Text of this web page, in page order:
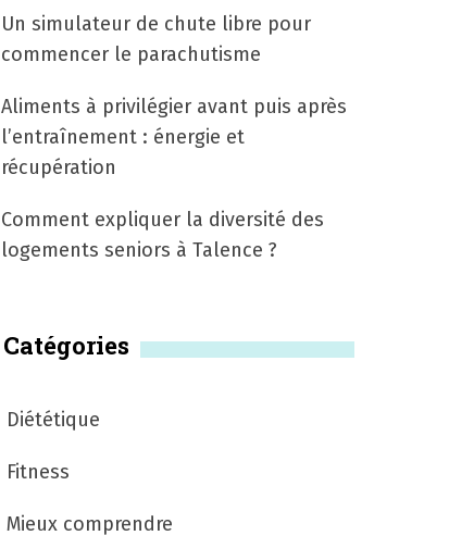
Un simulateur de chute libre pour
commencer le parachutisme
Aliments à privilégier avant puis après
l’entraînement : énergie et
récupération
Comment expliquer la diversité des
logements seniors à Talence ?
Catégories
Diététique
Fitness
Mieux comprendre